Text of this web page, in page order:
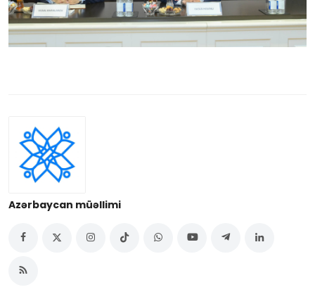
Azərbaycan müəllimi